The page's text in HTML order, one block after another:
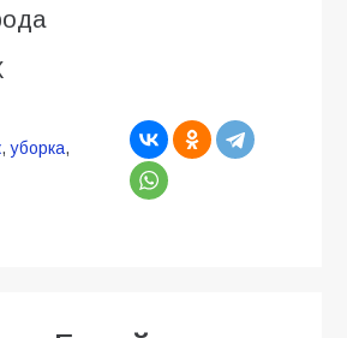
,уборка,